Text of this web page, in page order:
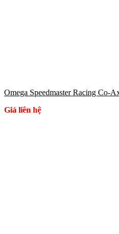
Omega Speedmaster Racing Co-
Giá liên hệ